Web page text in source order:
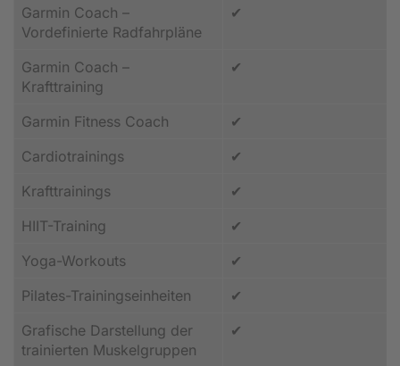
Garmin Coach –
Vordefinierte Radfahrpläne
✔
Garmin Coach –
Krafttraining
✔
Garmin Fitness Coach
✔
Cardiotrainings
✔
Krafttrainings
✔
HIIT-Training
✔
Yoga-Workouts
✔
Pilates-Trainingseinheiten
✔
Grafische Darstellung der
trainierten Muskelgruppen
✔